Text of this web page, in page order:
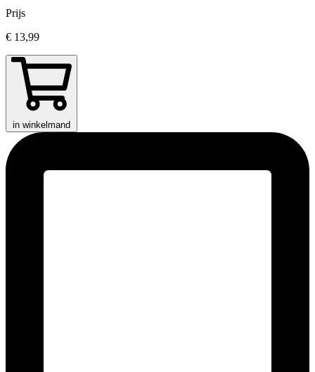
Prijs
€ 13,99
in winkelmand